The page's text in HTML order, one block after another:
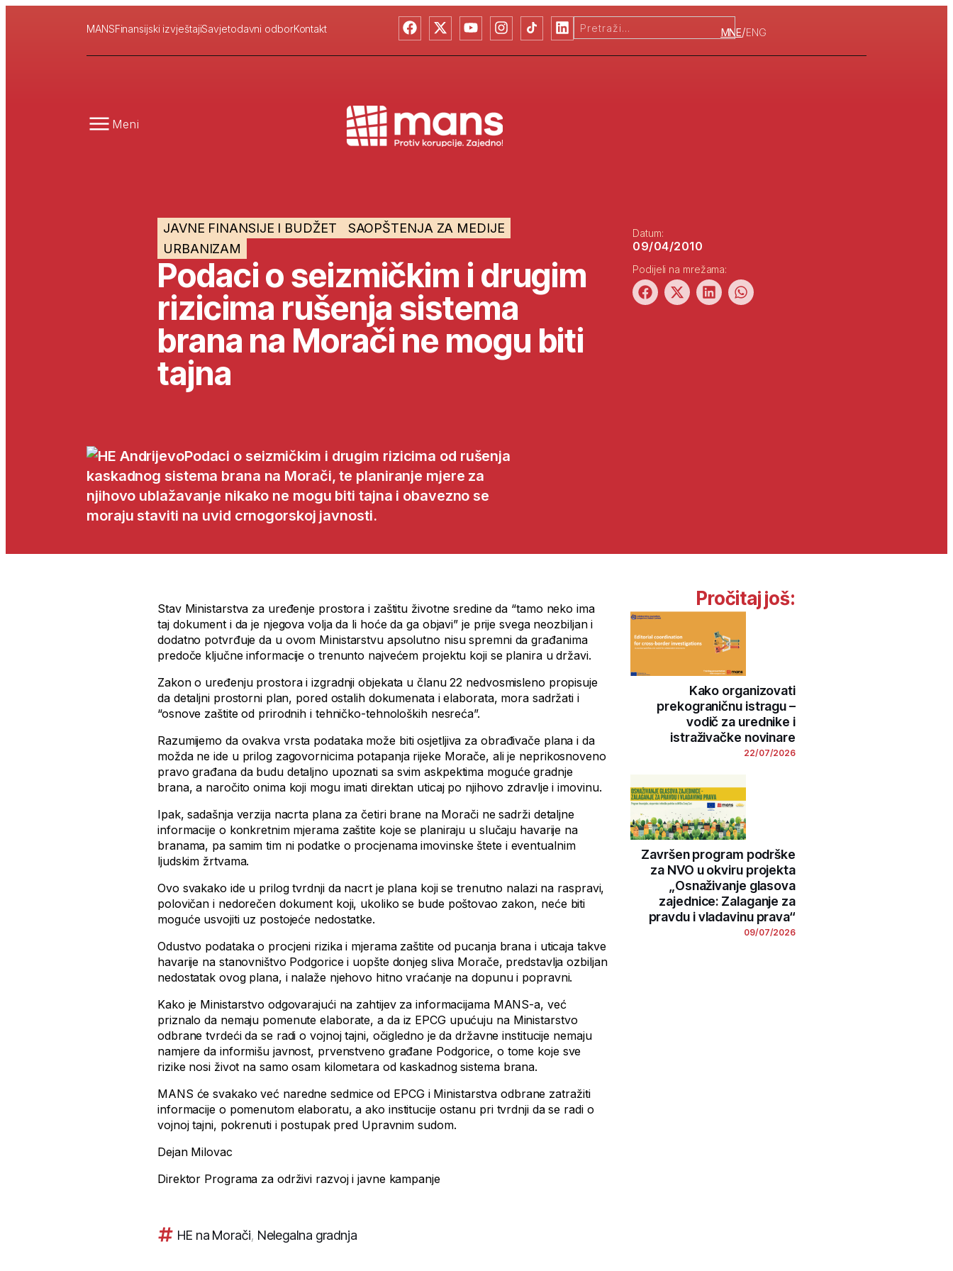
MANSFinansijski izvještajiSavjetodavni odborKontakt MNE/ENG
Meni
JAVNE FINANSIJE I BUDŽET
SAOPŠTENJA ZA MEDIJE
URBANIZAM
Podaci o seizmičkim i drugim
rizicima rušenja sistema
brana na Morači ne mogu biti
tajna
Datum:
09/04/2010
Podijeli na mrežama:
Podaci o seizmičkim i drugim rizicima od rušenja
kaskadnog sistema brana na Morači, te planiranje mjere za
njihovo ublažavanje nikako ne mogu biti tajna i obavezno se
moraju staviti na uvid crnogorskoj javnosti.
Stav Ministarstva za uređenje prostora i zaštitu životne sredine da “tamo neko ima
taj dokument i da je njegova volja da li hoće da ga objavi” je prije svega neozbiljan i
dodatno potvrđuje da u ovom Ministarstvu apsolutno nisu spremni da građanima
predoče ključne informacije o trenunto najvećem projektu koji se planira u državi.
Zakon o uređenju prostora i izgradnji objekata u članu 22 nedvosmisleno propisuje
da detaljni prostorni plan, pored ostalih dokumenata i elaborata, mora sadržati i
“osnove zaštite od prirodnih i tehničko-tehnoloških nesreća”.
Razumijemo da ovakva vrsta podataka može biti osjetljiva za obrađivače plana i da
možda ne ide u prilog zagovornicima potapanja rijeke Morače, ali je neprikosnoveno
pravo građana da budu detaljno upoznati sa svim askpektima moguće gradnje
brana, a naročito onima koji mogu imati direktan uticaj po njihovo zdravlje i imovinu.
Ipak, sadašnja verzija nacrta plana za četiri brane na Morači ne sadrži detaljne
informacije o konkretnim mjerama zaštite koje se planiraju u slučaju havarije na
branama, pa samim tim ni podatke o procjenama imovinske štete i eventualnim
ljudskim žrtvama.
Ovo svakako ide u prilog tvrdnji da nacrt je plana koji se trenutno nalazi na raspravi,
polovičan i nedorečen dokument koji, ukoliko se bude poštovao zakon, neće biti
moguće usvojiti uz postojeće nedostatke.
Odustvo podataka o procjeni rizika i mjerama zaštite od pucanja brana i uticaja takve
havarije na stanovništvo Podgorice i uopšte donjeg sliva Morače, predstavlja ozbiljan
nedostatak ovog plana, i nalaže njehovo hitno vraćanje na dopunu i popravni.
Kako je Ministarstvo odgovarajući na zahtijev za informacijama MANS-a, već
priznalo da nemaju pomenute elaborate, a da iz EPCG upućuju na Ministarstvo
odbrane tvrdeći da se radi o vojnoj tajni, očigledno je da državne institucije nemaju
namjere da informišu javnost, prvenstveno građane Podgorice, o tome koje sve
rizike nosi život na samo osam kilometara od kaskadnog sistema brana.
MANS će svakako već naredne sedmice od EPCG i Ministarstva odbrane zatražiti
informacije o pomenutom elaboratu, a ako institucije ostanu pri tvrdnji da se radi o
vojnoj tajni, pokrenuti i postupak pred Upravnim sudom.
Dejan Milovac
Direktor Programa za održivi razvoj i javne kampanje
HE na Morači, Nelegalna gradnja
Pročitaj još:
Kako organizovati
prekograničnu istragu –
vodič za urednike i
istraživačke novinare
22/07/2026
Završen program podrške
za NVO u okviru projekta
„Osnaživanje glasova
zajednice: Zalaganje za
pravdu i vladavinu prava“
09/07/2026